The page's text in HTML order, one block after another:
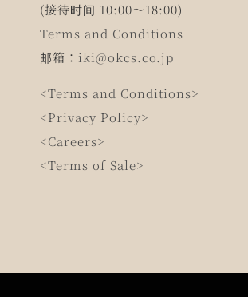
(接待时间 10:00～18:00)
Terms and Conditions
邮箱： iki@okcs.co.jp
<Terms and Conditions>
<Privacy Policy>
<Careers>
<Terms of Sale>